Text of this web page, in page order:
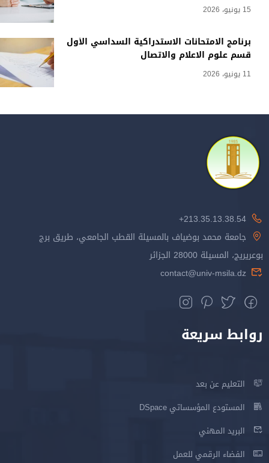
15 يونيو، 2026
برنامج الامتحانات الاستدراكية السداسي الأول
قسم علوم الاعلام والاتصال
11 يونيو، 2026
213.35.13.38.54+
جامعة محمد بوضياف بالمسيلة القطب الجامعي، طريق برج
بوعريريج، المسيلة 28000 الجزائر
contact@univ-msila.dz
روابط سريعة
التعليم عن بعد
المستودع المؤسساتي DSpace
البريد المهني
الفضاء الرقمي للعمل